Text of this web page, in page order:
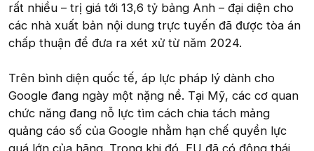
rất nhiều – trị giá tới 13,6 tỷ bảng Anh – đại diện cho
các nhà xuất bản nội dung trực tuyến đã được tòa án
chấp thuận để đưa ra xét xử từ năm 2024.
Trên bình diện quốc tế, áp lực pháp lý dành cho
Google đang ngày một nặng nề. Tại Mỹ, các cơ quan
chức năng đang nỗ lực tìm cách chia tách mảng
quảng cáo số của Google nhằm hạn chế quyền lực
quá lớn của hãng. Trong khi đó, EU đã có động thái